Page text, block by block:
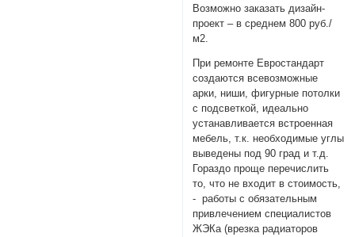
Возможно заказать дизайн-
проект – в среднем 800 руб./
м2.
При ремонте Евростандарт
создаются всевозможные
арки, ниши, фигурные потолки
с подсветкой, идеально
устанавливается встроенная
мебель, т.к. необходимые углы
выведены под 90 град и т.д.
Гораздо проще перечислить
то, что не входит в стоимость,
- работы с обязательным
привлечением специалистов
ЖЭКа (врезка радиаторов